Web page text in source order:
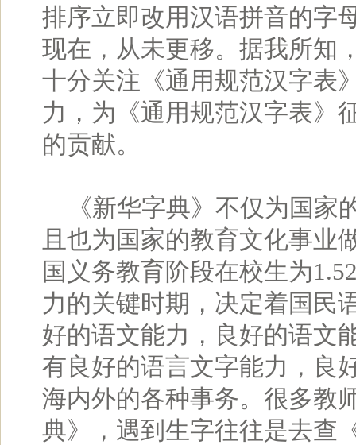
排序立即改用汉语拼音的字
现在，从未更移。据我所知
十分关注《通用规范汉字表
力，为《通用规范汉字表》
的贡献。
《新华字典》不仅为国家
且也为国家的教育文化事业
国义务教育阶段在校生为
力的关键时期，决定着国民
好的语文能力，良好的语文
有良好的语言文字能力，良
海内外的各种事务。很多教
典》，遇到生字往往是去查